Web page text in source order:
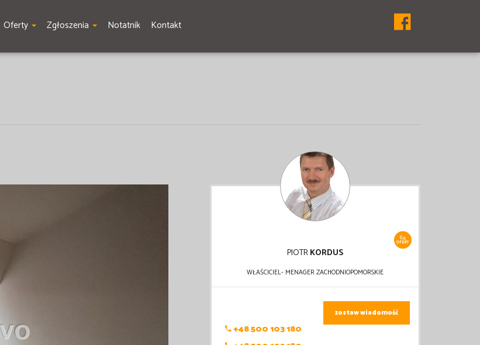
Oferty Zgłoszenia Notatnik Kontakt
84
OFERT
PIOTRKORDUS
WŁAŚCICIEL- MENAGER ZACHODNIOPOMORSKIE
+48 500 103 180
zostaw wiadomość